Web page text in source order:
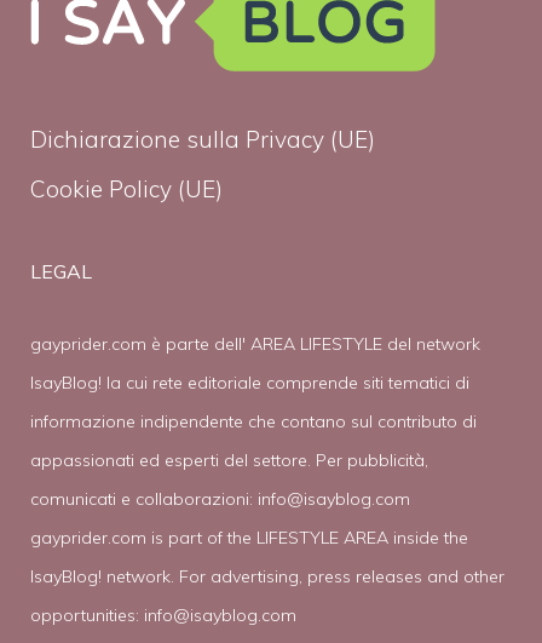
Dichiarazione sulla Privacy (UE)
Cookie Policy (UE)
LEGAL
gayprider.com è parte dell' AREA LIFESTYLE del network
IsayBlog! la cui rete editoriale comprende siti tematici di
informazione indipendente che contano sul contributo di
appassionati ed esperti del settore. Per pubblicità,
comunicati e collaborazioni: info@isayblog.com
gayprider.com is part of the LIFESTYLE AREA inside the
IsayBlog! network. For advertising, press releases and other
opportunities: info@isayblog.com